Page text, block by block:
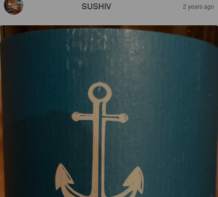
SUSHIV 2 years ago